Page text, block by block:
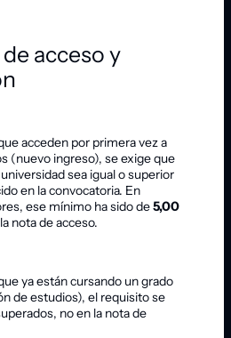
acceso y
acceden por primera vez a
(nuevo ingreso), se exige que
sea igual o superior
en la convocatoria. En
ese mínimo ha sido de5,00
nota de acceso.
ya están cursando un grado
de estudios), el requisito se
no en la nota de